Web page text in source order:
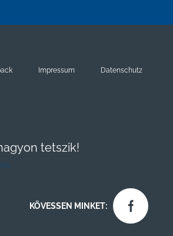
Impressum Datenschutz
tetszik!
KÖVESSEN MINKET: